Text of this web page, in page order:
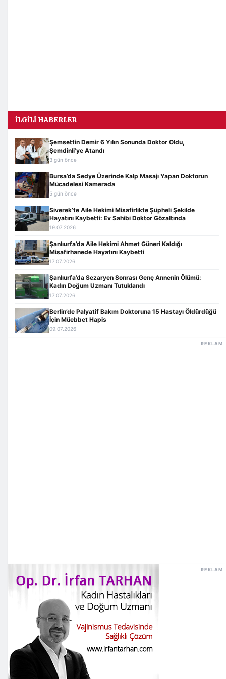
İLGILI HABERLER
Şemsettin Demir 6 Yılın Sonunda Doktor Oldu,
Şemdinli’ye Atandı
3 gün önce
Bursa’da Sedye Üzerinde Kalp Masajı Yapan Doktorun
Mücadelesi Kamerada
5 gün önce
Siverek’te Aile Hekimi Misafirlikte Şüpheli Şekilde
Hayatını Kaybetti: Ev Sahibi Doktor Gözaltında
19.07.2026
Şanlıurfa’da Aile Hekimi Ahmet Güneri Kaldığı
Misafirhanede Hayatını Kaybetti
17.07.2026
Şanlıurfa’da Sezaryen Sonrası Genç Annenin Ölümü:
Kadın Doğum Uzmanı Tutuklandı
17.07.2026
Berlin’de Palyatif Bakım Doktoruna 15 Hastayı Öldürdüğü
İçin Müebbet Hapis
09.07.2026
REKLAM
REKLAM